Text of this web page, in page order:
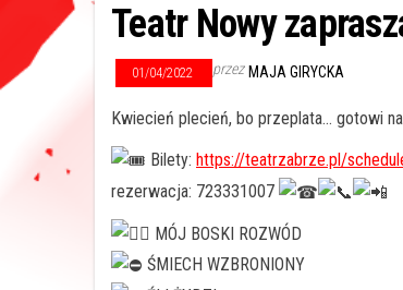
Teatr Nowy
01/04/2022 przez MAJA GIRYCKA
Kwiecień plecień, bo przeplata… gotowi
Bilety: https://teatrzabrze.pl/
rezerwacja: 723331007
MÓJ BOSKI ROZWÓD
ŚMIECH WZBRONIONY